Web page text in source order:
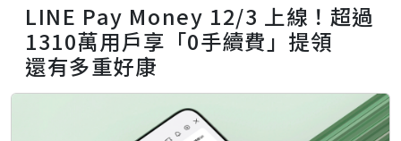
LINE Pay Money 12/3 上線！超過
1310萬用戶享「0手續費」提領
還有多重好康